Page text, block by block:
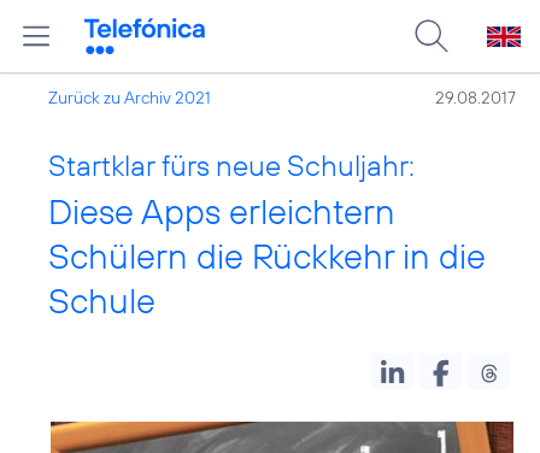
Zurück zu Archiv 2021 29.08.2017
Startklar fürs neue Schuljahr:
Diese Apps erleichtern
Schülern die Rückkehr in die
Schule